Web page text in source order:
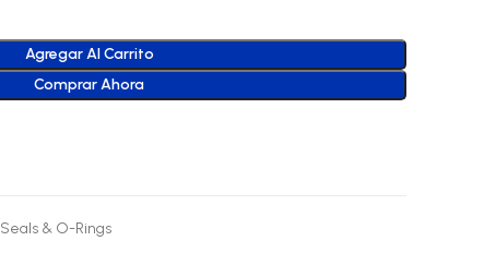
Agregar Al Carrito
Comprar Ahora
Seals & O-Rings